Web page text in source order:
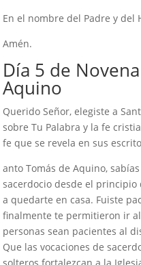
En el nombre del Padre y del
Amén.
Día 5 de
Aquino
Querido Señor, elegiste a
sobre Tu Palabra y la fe
fe que se revela en sus
anto Tomás de Aquino,
sacerdocio desde el
a quedarte en casa. Fuiste
finalmente te permitieron ir
personas sean pacientes al
Que las vocaciones de